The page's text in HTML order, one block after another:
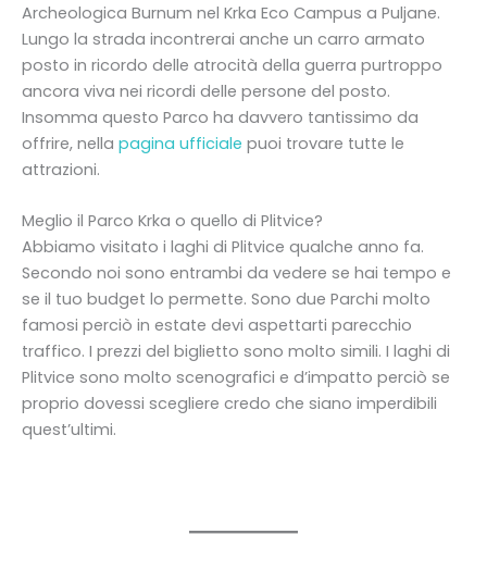
Archeologica Burnum nel Krka Eco Campus a Puljane.
Lungo la strada incontrerai anche un carro armato
posto in ricordo delle atrocità della guerra purtroppo
ancora viva nei ricordi delle persone del posto.
Insomma questo Parco ha davvero tantissimo da
offrire, nella pagina ufficiale puoi trovare tutte le
attrazioni.
Meglio il Parco Krka o quello di Plitvice?
Abbiamo visitato i laghi di Plitvice qualche anno fa.
Secondo noi sono entrambi da vedere se hai tempo e
se il tuo budget lo permette. Sono due Parchi molto
famosi perciò in estate devi aspettarti parecchio
traffico. I prezzi del biglietto sono molto simili. I laghi di
Plitvice sono molto scenografici e d’impatto perciò se
proprio dovessi scegliere credo che siano imperdibili
quest’ultimi.